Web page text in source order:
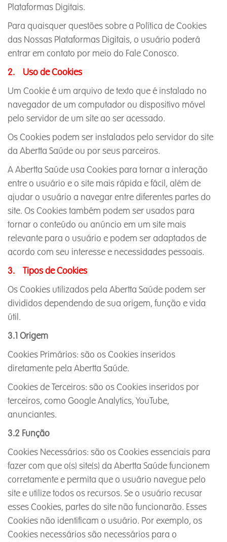
Plataformas Digitais.
Para quaisquer questões sobre a Política de Cookies
das Nossas Plataformas Digitais, o usuário poderá
entrar em contato por meio do Fale Conosco.
2. Uso de Cookies
Um Cookie é um arquivo de texto que é instalado no
navegador de um computador ou dispositivo móvel
pelo servidor de um site ao ser acessado.
Os Cookies podem ser instalados pelo servidor do site
da Abertta Saúde ou por seus parceiros.
A Abertta Saúde usa Cookies para tornar a interação
entre o usuário e o site mais rápida e fácil, além de
ajudar o usuário a navegar entre diferentes partes do
site. Os Cookies também podem ser usados para
tornar o conteúdo ou anúncio em um site mais
relevante para o usuário e podem ser adaptados de
acordo com seu interesse e necessidades pessoais.
3. Tipos de Cookies
Os Cookies utilizados pela Abertta Saúde podem ser
divididos dependendo de sua origem, função e vida
útil.
3.1 Origem
Cookies Primários: são os Cookies inseridos
diretamente pela Abertta Saúde.
Cookies de Terceiros: são os Cookies inseridos por
terceiros, como Google Analytics, YouTube,
anunciantes.
3.2 Função
Cookies Necessários: são os Cookies essenciais para
fazer com que o(s) site(s) da Abertta Saúde funcionem
corretamente e permita que o usuário navegue pelo
site e utilize todos os recursos. Se o usuário recusar
esses Cookies, partes do site não funcionarão. Esses
Cookies não identificam o usuário. Por exemplo, os
Cookies necessários são necessários para o